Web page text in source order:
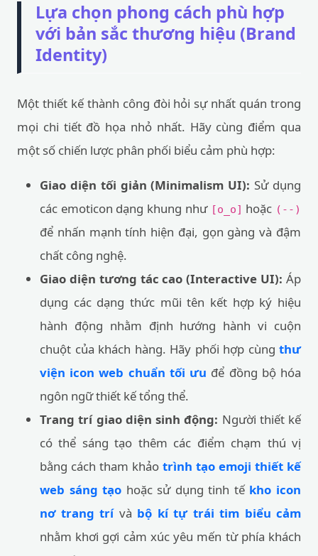
Lựa chọn phong cách phù hợp
với bản sắc thương hiệu (Brand
Identity)
Một thiết kế thành công đòi hỏi sự nhất quán trong
mọi chi tiết đồ họa nhỏ nhất. Hãy cùng điểm qua
một số chiến lược phân phối biểu cảm phù hợp:
Giao diện tối giản (Minimalism UI): Sử dụng
các emoticon dạng khung như [o_o] hoặc (--)
để nhấn mạnh tính hiện đại, gọn gàng và đậm
chất công nghệ.
Giao diện tương tác cao (Interactive UI): Áp
dụng các dạng thức mũi tên kết hợp ký hiệu
hành động nhằm định hướng hành vi cuộn
chuột của khách hàng. Hãy phối hợp cùng thư
viện icon web chuẩn tối ưu để đồng bộ hóa
ngôn ngữ thiết kế tổng thể.
Trang trí giao diện sinh động: Người thiết kế
có thể sáng tạo thêm các điểm chạm thú vị
bằng cách tham khảo trình tạo emoji thiết kế
web sáng tạo hoặc sử dụng tinh tế kho icon
nơ trang trívà bộ kí tự trái tim biểu cảm
nhằm khơi gợi cảm xúc yêu mến từ phía khách